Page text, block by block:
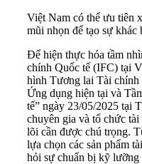
Việt Nam có thể ưu tiên
mũi nhọn để tạo sự khác
Để hiện thực hóa tầm
chính Quốc tế (IFC) tại
hình Tương lai Tài
Ứng dụng hiện tại và
tế” ngày 23/05/2025 tại
chuyên gia và tổ chức
lõi cần được chú trọng.
lựa chọn các sản phẩm
hỏi sự chuẩn bị kỹ lưỡng